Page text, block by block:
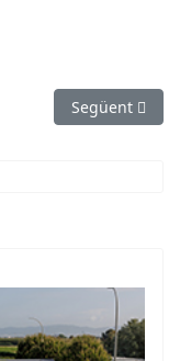
en una joieria de
Article
Següent